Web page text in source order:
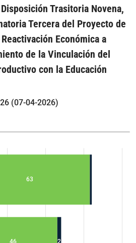
Trasitoria Novena,
Tercera del Proyecto de
Económica a
de la Vinculación del
con la Educación
(07-04-2026)
63